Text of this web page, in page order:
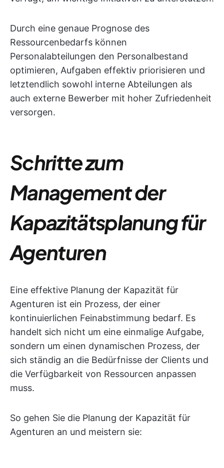
Durch eine genaue Prognose des
Ressourcenbedarfs können
Personalabteilungen den Personalbestand
optimieren, Aufgaben effektiv priorisieren und
letztendlich sowohl interne Abteilungen als
auch externe Bewerber mit hoher Zufriedenheit
versorgen.
Schritte zum
Management der
Kapazitätsplanung für
Agenturen
Eine effektive Planung der Kapazität für
Agenturen ist ein Prozess, der einer
kontinuierlichen Feinabstimmung bedarf. Es
handelt sich nicht um eine einmalige Aufgabe,
sondern um einen dynamischen Prozess, der
sich ständig an die Bedürfnisse der Clients und
die Verfügbarkeit von Ressourcen anpassen
muss.
So gehen Sie die Planung der Kapazität für
Agenturen an und meistern sie: